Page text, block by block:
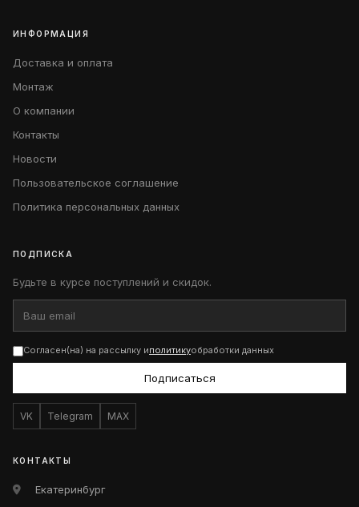
ИНФОРМАЦИЯ
Доставка и оплата
Монтаж
О компании
Контакты
Новости
Пользовательское соглашение
Политика персональных данных
ПОДПИСКА
Будьте в курсе поступлений и скидок.
Согласен(на) на рассылку иполитикуобработки данных
Подписаться
VK Telegram MAX
КОНТАКТЫ
Екатеринбург